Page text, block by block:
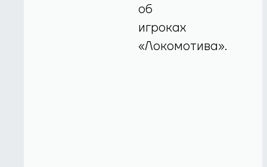
об
игроках
«Локомотива».